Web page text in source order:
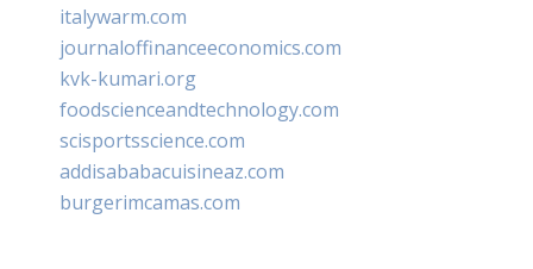
italywarm.com
journaloffinanceeconomics.com
kvk-kumari.org
foodscienceandtechnology.com
scisportsscience.com
addisababacuisineaz.com
burgerimcamas.com